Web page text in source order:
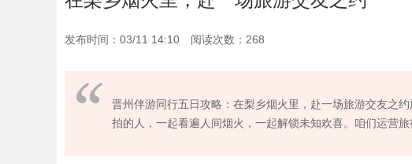
发布时间：03/11 14:10 阅读次数：268
晋州伴游同行五日攻略：在梨乡烟火里，赴一场旅游交友之
拍的人，一起看遍人间烟火，一起解锁未知欢喜。咱们运营旅